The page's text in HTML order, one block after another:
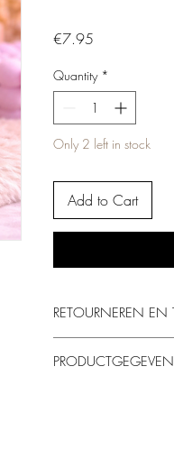
€7.95
Quantity *
Only 2 left in stock
Add to Cart
RETOURNEREN EN
ze ongebruikt en in